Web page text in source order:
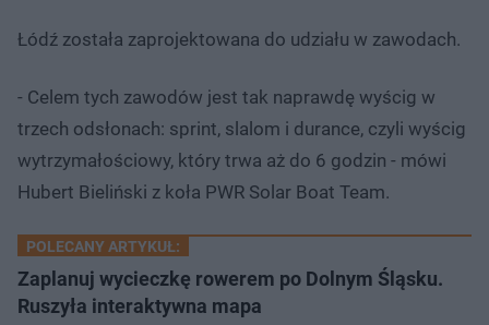
Łódź została zaprojektowana do udziału w zawodach.
- Celem tych zawodów jest tak naprawdę wyścig w
trzech odsłonach: sprint, slalom i durance, czyli wyścig
wytrzymałościowy, który trwa aż do 6 godzin - mówi
Hubert Bieliński z koła PWR Solar Boat Team.
POLECANY ARTYKUŁ:
Zaplanuj wycieczkę rowerem po Dolnym Śląsku.
Ruszyła interaktywna mapa